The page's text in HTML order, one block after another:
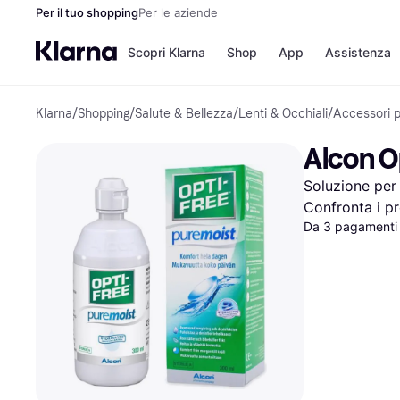
Per il tuo shoppingPer le aziende
Scopri Klarna
Opzioni di
Paga ora
Paga in 3 rate
Paga dopo 30 giorni
Finanziamento
Shop
Negozi
Unieuro
Media
eBay
Zalando
App Assistenza
Klarna/Shopping/Salute & Bellezza/Lenti & Occhiali/Accessori
Alcon
Soluzione
Confronta i
Da 3